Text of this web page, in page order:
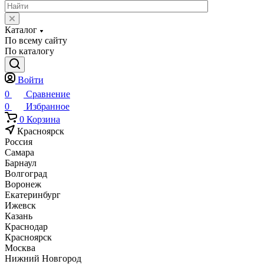
Каталог
По всему сайту
По каталогу
Войти
0
Сравнение
0
Избранное
0 Корзина
Красноярск
Россия
Самара
Барнаул
Волгоград
Воронеж
Екатеринбург
Ижевск
Казань
Краснодар
Красноярск
Москва
Нижний Новгород